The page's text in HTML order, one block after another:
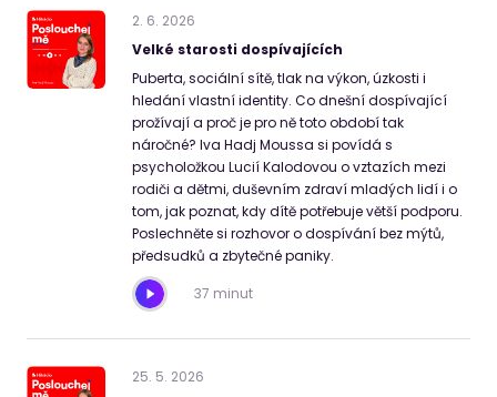
2. 6. 2026
Velké starosti dospívajících
Puberta, sociální sítě, tlak na výkon, úzkosti i
hledání vlastní identity. Co dnešní dospívající
prožívají a proč je pro ně toto období tak
náročné? Iva Hadj Moussa si povídá s
psycholožkou Lucií Kalodovou o vztazích mezi
rodiči a dětmi, duševním zdraví mladých lidí i o
tom, jak poznat, kdy dítě potřebuje větší podporu.
Poslechněte si rozhovor o dospívání bez mýtů,
předsudků a zbytečné paniky.
37 minut
25. 5. 2026